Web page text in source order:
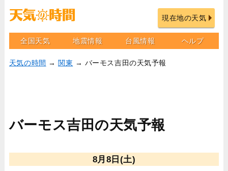
現在地の天気
全国天気 地震情報 台風情報 ヘルプ
天気の時間 → 関東 → バーモス吉田の天気予報
バーモス吉田の天気予報
8月8日(土)